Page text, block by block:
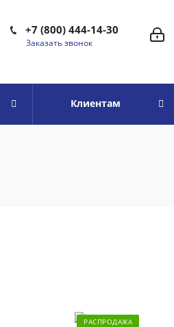
+7 (800) 444-14-30
Заказать звонок
Клиентам
РАСПРОДАЖА